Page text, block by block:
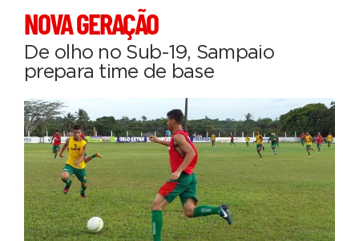
NOVA GERAÇÃO
De olho no Sub-19, Sampaio
prepara time de base